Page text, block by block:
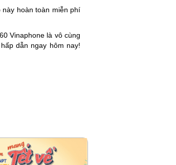
này hoàn toàn miễn phí
Vinaphone là vô cùng
dẫn ngay hôm nay!